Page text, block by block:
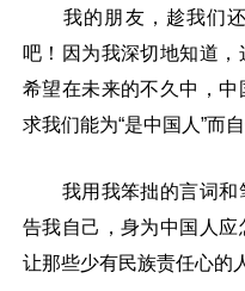
我的朋友，趁我们还
吧！因为我深切地知道
希望在未来的不久中，
求我们能为“是中国人”而自
我用我笨拙的言词和
告我自己，身为中国人
让那些少有民族责任心的